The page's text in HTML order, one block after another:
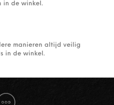
in de winkel.
manieren altijd veilig
in de winkel.